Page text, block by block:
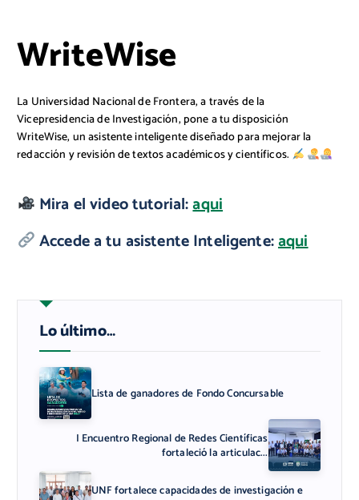
WriteWise
La Universidad Nacional de Frontera, a través de la
Vicepresidencia de Investigación, pone a tu disposición
WriteWise, un asistente inteligente diseñado para mejorar la
redacción y revisión de textos académicos y científicos.
Mira el video tutorial:aqui
Accede a tu asistente Inteligente:aqui
Lo último…
Lista de ganadores de Fondo Concursable
I Encuentro Regional de Redes Científicas
fortaleció la articulac...
UNF fortalece capacidades de investigación e